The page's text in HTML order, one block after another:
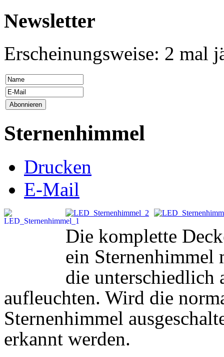
Newsletter
Erscheinungsweise: 2 mal
Sternenhimmel
Drucken
E-Mail
Die komplette
ein Sternenhimmel
die unterschiedlich
aufleuchten. Wird die
Sternenhimmel
erkannt werden.